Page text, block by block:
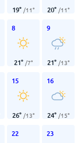
19° /11° 20° /11°
8
21° /7°
9
21° /13°
15
26° /13°
16
24° /15°
22 23